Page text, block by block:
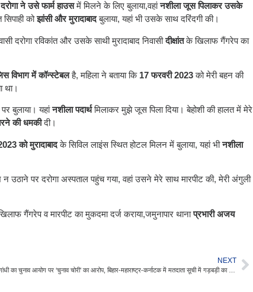
दरोगा ने उसे फार्म हाउसमें मिलने के लिए बुलाया,वहांनशीला जूस पिलाकर उसके
कोझांसी और मुरादाबादबुलाया, यहां भी उसके साथ दरिंदगी की।
दरोगा रविकांत और उसके साथी मुरादाबाद निवासीदीक्षांतके खिलाफ गैंगरेप का
विभाग में कॉन्स्टेबलहै, महिला ने बताया कि17 फरवरी 2023को मेरी बहन की
था।
बुलाया। यहांनशीला पदार्थमिलाकर मुझे जूस पिला दिया। बेहोशी की हालत में मेरे
की धमकीदी।
को मुरादाबादके सिविल लाइंस स्थित होटल मिलन में बुलाया, यहां भीनशीला
पर दरोगा अस्पताल पहुंच गया, वहां उसने मेरे साथ मारपीट की, मेरी अंगुली
गैंगरेप व मारपीट का मुकदमा दर्ज कराया,जमुनापार थानाप्रभारी अजय
NEXT